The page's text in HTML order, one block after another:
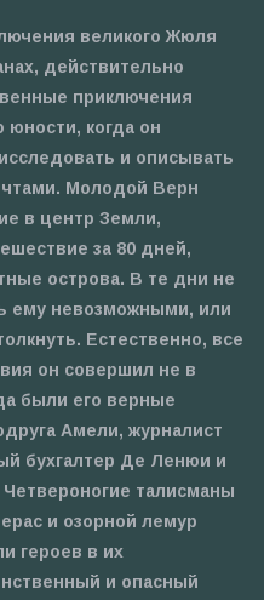
великого Жюля
действительно
приключения
когда он
и описывать
Молодой Верн
в центр Земли,
за 80 дней,
острова. В те дни не
ему невозможными, или
Естественно, все
он совершил не в
были его верные
Амели, журналист
бухгалтер Де Ленюи и
талисманы
и озорной лемур
героев в их
и опасный